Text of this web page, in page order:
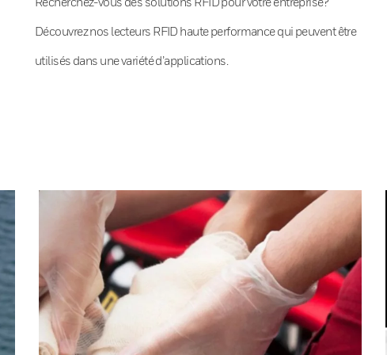
Découvrez nos lecteurs RFID haute performance qui peuvent être
utilisés dans une variété d’applications.